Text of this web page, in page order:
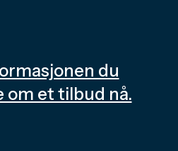
du
om et tilbud nå.